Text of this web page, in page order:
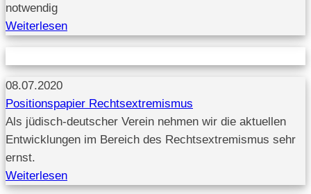
notwendig
Weiterlesen
08.07.2020
Positionspapier Rechtsextremismus
Als jüdisch-deutscher Verein nehmen wir die aktuellen
Entwicklungen im Bereich des Rechtsextremismus sehr
ernst.
Weiterlesen